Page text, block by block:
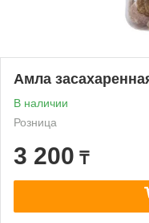
Амла
В наличии
Розница
3 200 ₸